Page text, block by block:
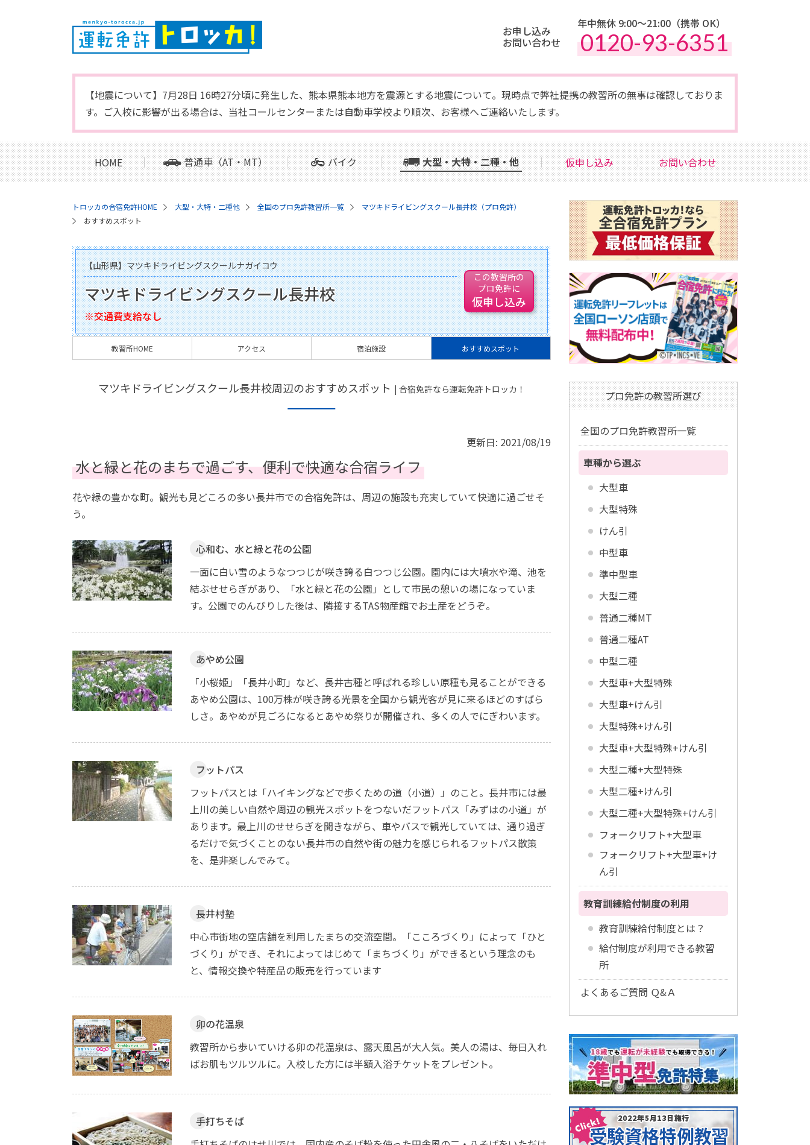
お申し込み
お問い合わせ
年中無休 9:00〜21:00（携帯 OK）
0120-93-6351
【地震について】7月28日 16時27分頃に発生した、熊本県熊本地方を震源とする地震について。現時点で弊社提携の教習所の無事は確認しておりま
す。ご入校に影響が出る場合は、当社コールセンターまたは自動車学校より順次、お客様へご連絡いたします。
HOME 普通車（AT・MT） バイク 大型・大特・二種・他 仮申し込み お問い合わせ
トロッカの合宿免許HOME 大型・大特・二種他 全国のプロ免許教習所一覧
マツキドライビングスクール長井校（プロ免許）
おすすめスポット
【山形県】マツキドライビングスクールナガイコウ
マツキドライビングスクール長井校
※交通費支給なし
この教習所の
プロ免許に
仮申し込み
教習所HOME アクセス 宿泊施設 おすすめスポット
マツキドライビングスクール長井校周辺のおすすめスポット | 合宿免許なら運転免許トロッカ！
更新日: 2021/08/19
水と緑と花のまちで過ごす、便利で快適な合宿ライフ
花や緑の豊かな町。観光も見どころの多い長井市での合宿免許は、周辺の施設も充実していて快適に過ごせそ
う。
心和む、水と緑と花の公園
一面に白い雪のようなつつじが咲き誇る白つつじ公園。園内には大噴水や滝、池を
結ぶせせらぎがあり、「水と緑と花の公園」として市民の憩いの場になっていま
す。公園でのんびりした後は、隣接するTAS物産館でお土産をどうぞ。
あやめ公園
「小桜姫」「長井小町」など、長井古種と呼ばれる珍しい原種も見ることができる
あやめ公園は、100万株が咲き誇る光景を全国から観光客が見に来るほどのすばら
しさ。あやめが見ごろになるとあやめ祭りが開催され、多くの人でにぎわいます。
フットパス
フットパスとは「ハイキングなどで歩くための道（小道）」のこと。長井市には最
上川の美しい自然や周辺の観光スポットをつないだフットパス「みずはの小道」が
あります。最上川のせせらぎを聞きながら、車やバスで観光していては、通り過ぎ
るだけで気づくことのない長井市の自然や街の魅力を感じられるフットパス散策
を、是非楽しんでみて。
長井村塾
中心市街地の空店舗を利用したまちの交流空間。「こころづくり」によって「ひと
づくり」ができ、それによってはじめて「まちづくり」ができるという理念のも
と、情報交換や特産品の販売を行っています
卯の花温泉
教習所から歩いていける卯の花温泉は、露天風呂が大人気。美人の湯は、毎日入れ
ばお肌もツルツルに。入校した方には半額入浴チケットをプレゼント。
手打ちそば
プロ免許の教習所選び
全国のプロ免許教習所一覧
車種から選ぶ
大型車
大型特殊
けん引
中型車
準中型車
大型二種
普通二種MT
普通二種AT
中型二種
大型車+大型特殊
大型車+けん引
大型特殊+けん引
大型車+大型特殊+けん引
大型二種+大型特殊
大型二種+けん引
大型二種+大型特殊+けん引
フォークリフト+大型車
フォークリフト+大型車+け
ん引
教育訓練給付制度の利用
教育訓練給付制度とは？
給付制度が利用できる教習
所
よくあるご質問 Ｑ&Ａ